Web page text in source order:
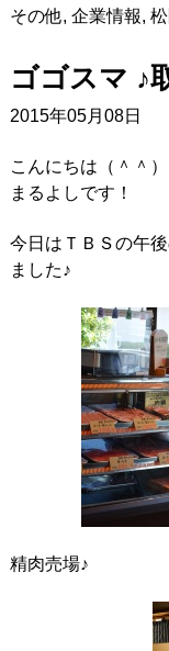
その他, 企業情報,
ゴゴスマ ♪
2015年05月08日
こんにちは（＾＾）
まるよしです！
今日はＴＢＳの午
ました♪
精肉売場♪